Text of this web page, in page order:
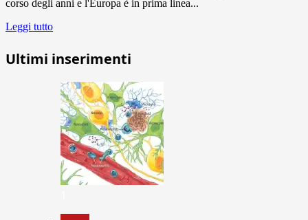
corso degli anni e l'Europa è in prima linea...
Leggi tutto
Ultimi inserimenti